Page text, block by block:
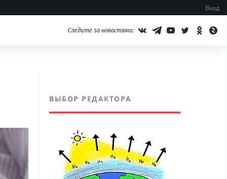
Вход
Следите за новостями:
ВЫБОР РЕДАКТОРА